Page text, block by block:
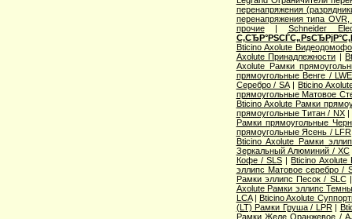
перенапряжения
перенапряжения типа
прочие|Schneider
Bticino Axolute
Axolute Принадлежности |
Axolute Рамки
прямоугольные Венге / LWE
Серебро / SA|Bticino
прямоугольные Матовое
Bticino Axolute Рамки
прямоугольные Титан / NX|
Рамки прямоугольные
прямоугольные Ясень / LFR
Bticino Axolute Рамки
Зеркальный Алюминий / XC
Кофе / SLS|Bticino Axolute
эллипс Матовое серебро /
Рамки эллипс Песок / SLC
Axolute Рамки эллипс
LCA|Bticino Axolute
(LT) Рамки Груша / LPR|
Рамки Желе Оранжевое /